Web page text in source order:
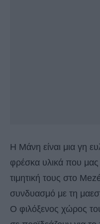
Η Μάνη είναι μια γη
φρέσκα υλικά που
τιμητική τους στο
συνδυασμό με τη
Ο φιλόξενος χώρος